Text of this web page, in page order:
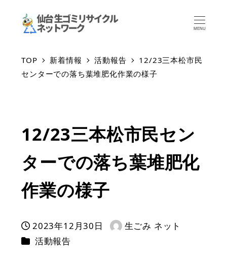
MENU
TOP 新着情報 活動報告
12/23三本松市民
センターでの落ち葉堆肥化作業の様子
12/23三本松市民セン
ターでの落ち葉堆肥化
作業の様子
投稿日
2023年12月30日
著
生ごみ ネット
カテゴリー
活動報告